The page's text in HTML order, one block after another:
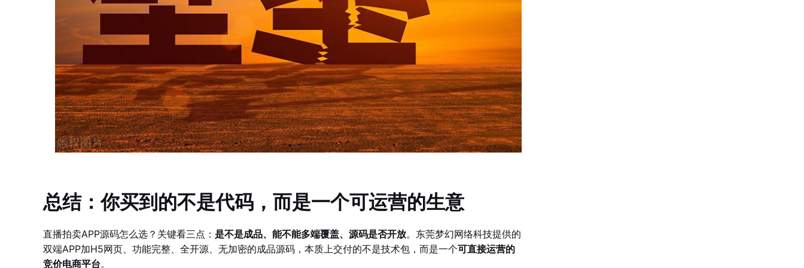
总结：你买到的不是代码，而是一个可运营的生意
直播拍卖APP源码怎么选？关键看三点： 是不是成品、能不能多端覆盖、源码是否开放。东莞梦幻网络科技提供的
双端APP加H5网页、功能完整、全开源、无加密的成品源码，本质上交付的不是技术包，而是一个可直接运营的
竞价电商平台。